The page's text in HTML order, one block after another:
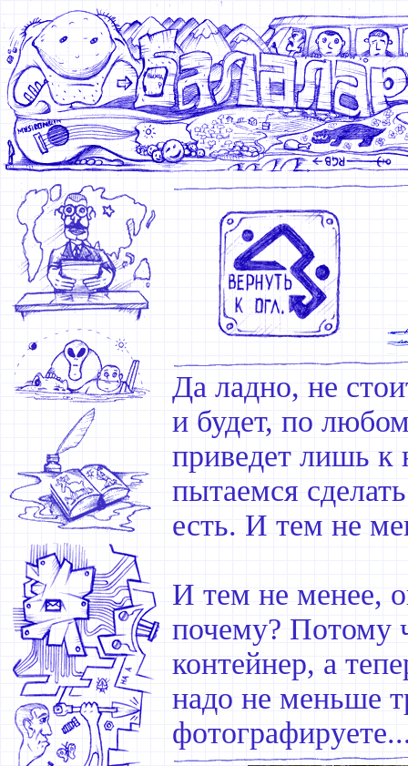
Да ладно, не
и будет, по
приведет лишь
пытаемся
есть. И тем не
И тем не менее,
почему? Потому
контейнер, а
надо не меньше